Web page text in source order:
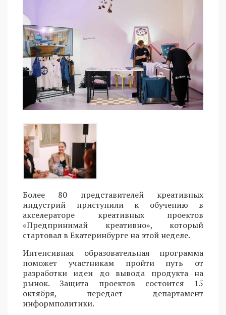
Более 80 представителей креативных
индустрий приступили к обучению в
акселераторе креативных проектов
«Предпринимай креативно», который
стартовал в Екатеринбурге на этой неделе.
Интенсивная образовательная программа
поможет участникам пройти путь от
разработки идеи до вывода продукта на
рынок. Защита проектов состоится 15
октября, передает департамент
информполитики.